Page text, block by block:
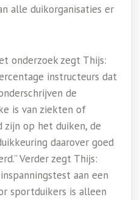
alle duikorganisaties er
onderzoek zegt Thijs:
instructeurs dat
de
is van ziekten of
zijn op het duiken, de
daarover goed
Verder zegt Thijs:
aan een
sportduikers is alleen